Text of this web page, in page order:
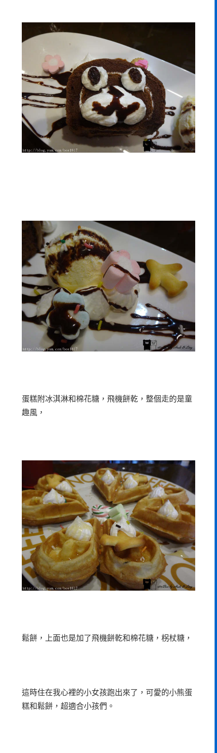
蛋糕附冰淇淋和棉花糖，飛機餅乾，整個走的是童
趣風，
鬆餅，上面也是加了飛機餅乾和棉花糖，柺杖糖，
這時住在我心裡的小女孩跑出來了，可愛的小熊蛋
糕和鬆餅，超適合小孩們。